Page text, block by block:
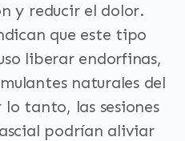
y reducir el dolor.
que este tipo
liberar endorfinas,
naturales del
tanto, las sesiones
podrían aliviar